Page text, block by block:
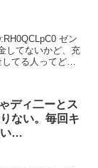
ゼン
してないかど、充
てる人ってどん
ディ二ーとス
ない。毎回キ
い…